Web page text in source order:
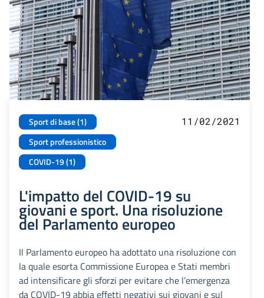
Sport di base (1)
Sport professionistico
COVID-19 (1)
11/02/2021
L'impatto del COVID-19 su
giovani e sport. Una risoluzione
del Parlamento europeo
Il Parlamento europeo ha adottato una risoluzione con
la quale esorta Commissione Europea e Stati membri
ad intensificare gli sforzi per evitare che l’emergenza
da COVID-19 abbia effetti negativi sui giovani e sul